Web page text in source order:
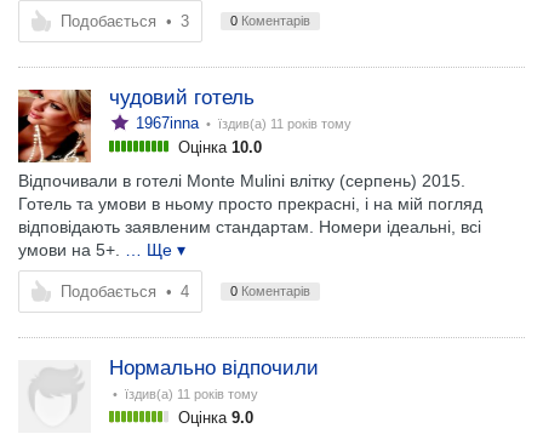
Подобається • 3 0 Коментарів
чудовий готель
1967inna • їздив(а) 11 років тому
Оцінка 10.0
Відпочивали в готелі Monte Mulini влітку (серпень) 2015.
Готель та умови в ньому просто прекрасні, і на мій погляд
відповідають заявленим стандартам. Номери ідеальні, всі
умови на 5+.
… Ще ▾
Подобається • 4 0 Коментарів
Нормально відпочили
• їздив(а) 11 років тому
Оцінка 9.0